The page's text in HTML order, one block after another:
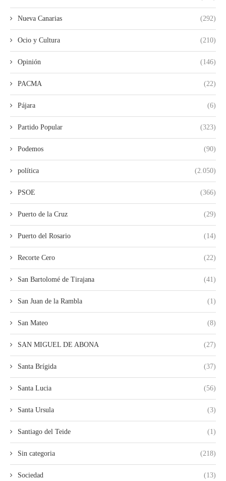
Nueva Canarias (292)
Ocio y Cultura (210)
Opinión (146)
PACMA (22)
Pájara (6)
Partido Popular (323)
Podemos (90)
política (2.050)
PSOE (366)
Puerto de la Cruz (29)
Puerto del Rosario (14)
Recorte Cero (22)
San Bartolomé de Tirajana (41)
San Juan de la Rambla (1)
San Mateo (8)
SAN MIGUEL DE ABONA (27)
Santa Brígida (37)
Santa Lucia (56)
Santa Ursula (3)
Santiago del Teide (1)
Sin categoria (218)
Sociedad (13)